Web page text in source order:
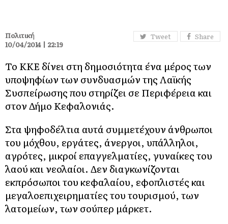
Tweet Share
Πολιτική
10/04/2014 | 22:19
Το ΚΚΕ δίνει στη δημοσιότητα ένα μέρος των
υποψηφίων των συνδυασμών της Λαϊκής
Συσπείρωσης που στηρίζει σε Περιφέρεια και
στον Δήμο Κεφαλονιάς.
Στα ψηφοδέλτια αυτά συμμετέχουν άνθρωποι
του μόχθου, εργάτες, άνεργοι, υπάλληλοι,
αγρότες, μικροί επαγγελματίες, γυναίκες του
λαού και νεολαίοι. Δεν διαγκωνίζονται
εκπρόσωποι του κεφαλαίου, εφοπλιστές και
μεγαλοεπιχειρηματίες του τουρισμού, των
λατομείων, των σούπερ μάρκετ.